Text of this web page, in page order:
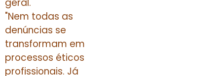
geral.
"Nem todas as
denúncias se
transformam em
processos éticos
profissionais. Já